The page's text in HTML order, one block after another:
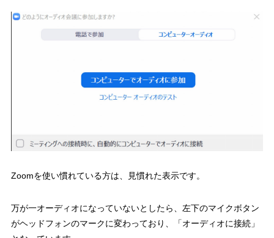
Zoomを使い慣れている方は、見慣れた表示です。
万が一オーディオになっていないとしたら、左下のマイクボタン
がヘッドフォンのマークに変わっており、「オーディオに接続」